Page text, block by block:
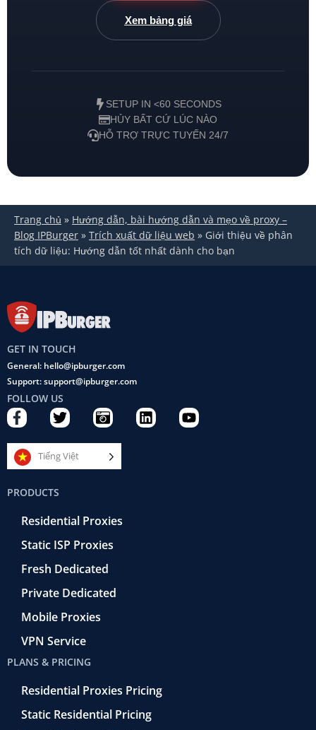
Xem bảng giá
SETUP IN <60 SECONDS
HỦY BẤT CỨ LÚC NÀO
HỖ TRỢ TRỰC TUYẾN 24/7
Trang chủ » Hướng dẫn, bài hướng dẫn và mẹo về proxy –
Blog IPBurger » Trích xuất dữ liệu web » Giới thiệu về phân
tích dữ liệu: Hướng dẫn tốt nhất dành cho bạn
GET IN TOUCH
General: hello@ipburger.com
Support: support@ipburger.com
FOLLOW US
F
a
c
e
b
o
o
k
T
w
i
t
t
C
a
m
e
r
e
t
r
o
L
i
Y
o
Tiếng Việt
PRODUCTS
Residential Proxies
Static ISP Proxies
Fresh Dedicated
Private Dedicated
Mobile Proxies
VPN Service
PLANS & PRICING
Residential Proxies Pricing
Static Residential Pricing